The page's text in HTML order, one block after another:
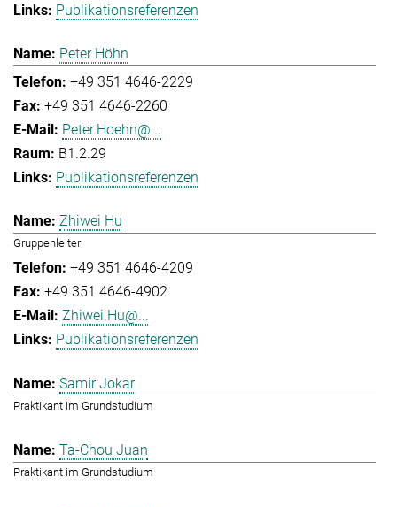
Publikationsreferenzen
Peter Höhn
+49 351 4646-2229
+49 351 4646-2260
Peter.Hoehn@...
B1.2.29
Publikationsreferenzen
Zhiwei Hu
Gruppenleiter
+49 351 4646-4209
+49 351 4646-4902
Zhiwei.Hu@...
Publikationsreferenzen
Samir Jokar
Praktikant im Grundstudium
Ta-Chou Juan
Praktikant im Grundstudium